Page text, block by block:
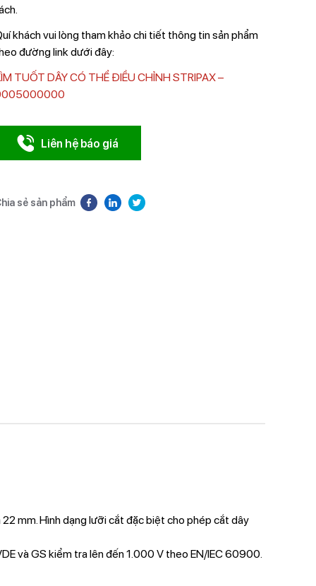
khách vui lòng tham khảo chi tiết thông tin sản phẩm
đường link dưới đây:
TUỐT DÂY CÓ THỂ ĐIỀU CHỈNH STRIPAX –
Liên hệ báo giá
sẻ sản phẩm
mm. Hình dạng lưỡi cắt đặc biệt cho phép cắt dây
và GS kiểm tra lên đến 1.000 V theo EN/IEC 60900.